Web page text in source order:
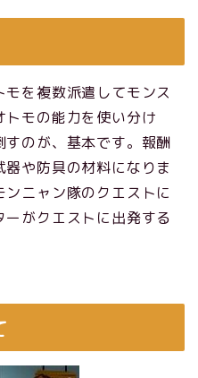
を複数派遣してモンス
モの能力を使い分け
のが、基本です。報酬
や防具の材料になりま
ニャン隊のクエストに
がクエストに出発する